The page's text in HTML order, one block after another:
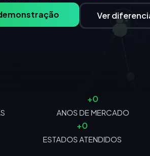
Ver
ANOS DE MERCADO
+0
ESTADOS ATENDIDOS
+0